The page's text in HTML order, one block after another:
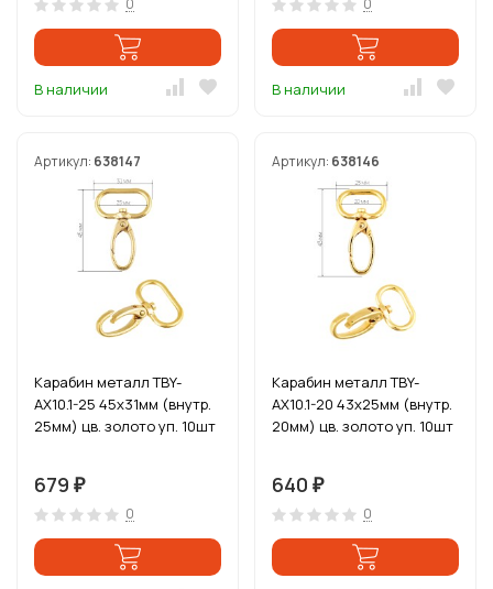
В наличии В наличии
Артикул: 638147
Карабин металл TBY-
AX10.1-25 45х31мм (внутр.
25мм) цв. золото уп. 10шт
679 ₽
0
Артикул: 638146
Карабин металл TBY-
AX10.1-20 43х25мм (внутр.
20мм) цв. золото уп. 10шт
640 ₽
0